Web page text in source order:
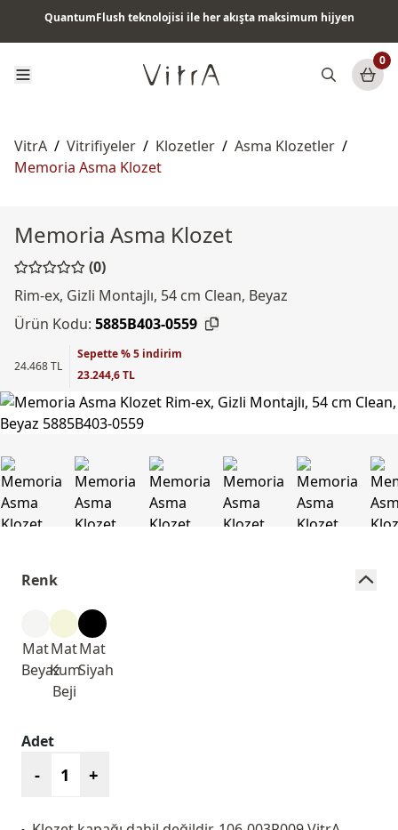
QuantumFlush teknolojisi ile her akışta maksimum hijyen
0
VitrA / Vitrifiyeler / Klozetler / Asma Klozetler /
Memoria Asma Klozet
Memoria Asma Klozet
(0)
Rim-ex, Gizli Montajlı, 54 cm Clean, Beyaz
Ürün Kodu: 5885B403-0559
24.468 TL
Sepette % 5 indirim
23.244,6 TL
Renk
Mat
Beyaz
Mat
Kum
Beji
Mat
Siyah
Adet
- +